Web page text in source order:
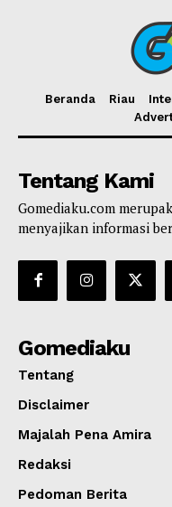
Beranda Riau
Tentang Kami
Gomediaku.com
menyajikan informasi
Gomediaku
Tentang
Disclaimer
Majalah Pena Amira
Redaksi
Pedoman Berita